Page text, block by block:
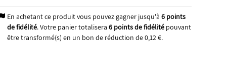
En achetant ce produit vous pouvez gagner jusqu'à 6points
de fidélité. Votre panier totalisera 6points de fidélitépouvant
être transformé(s) en un bon de réduction de0,12 €.